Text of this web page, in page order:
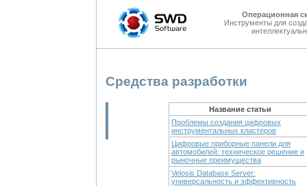
Операционная
Инструменты для
Средства разработки
Название статьи
Проблемы создания цифровых
инструментальных кластеров
Цифровые приборные панели для
автомобилей: техническое решение и
рыночные преимущества
Velosis Database Server:
универсальность и эффективность